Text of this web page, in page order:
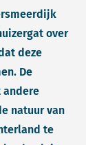
over
deze
De
natuur van
te